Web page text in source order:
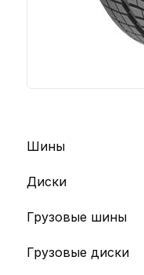
Шины
Диски
Грузовые шины
Грузовые диски